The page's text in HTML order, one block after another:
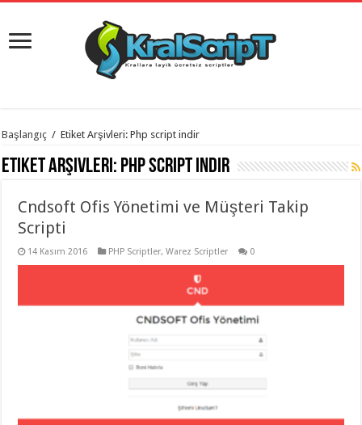
istanbul
evden
eve
organizasyon,
gaziantep
evden
taşımacılık,
evden
gaziantep
Başlangıç / Etiket Arşivleri: Php script indir
Etiket Arşivleri: Php script indir
Cndsoft Ofis Yönetimi ve Müşteri Takip
Scripti
14 Kasım 2016 PHP Scriptler,Warez Scriptler 0